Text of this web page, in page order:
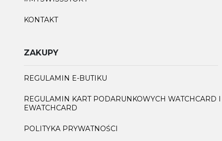
KONTAKT
ZAKUPY
REGULAMIN E-BUTIKU
REGULAMIN KART PODARUNKOWYCH WATCHCARD I
EWATCHCARD
POLITYKA PRYWATNOŚCI